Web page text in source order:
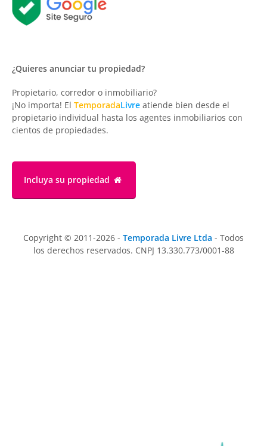
¿Quieres anunciar tu propiedad?
Propietario, corredor o inmobiliario?
¡No importa! El TemporadaLivre atiende bien desde el
propietario individual hasta los agentes inmobiliarios con
cientos de propiedades.
Incluya su propiedad
Copyright © 2011-2026 - Temporada Livre Ltda - Todos
los derechos reservados. CNPJ 13.330.773/0001-88